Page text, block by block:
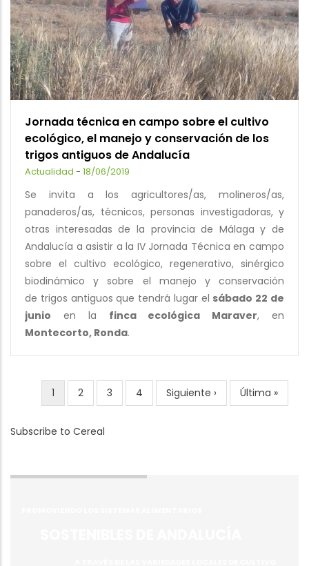
Jornada técnica en campo sobre el cultivo
ecológico, el manejo y conservación de los
trigos antiguos de Andalucía
Actualidad - 18/06/2019
Se invita a los agricultores/as, molineros/as,
panaderos/as, técnicos, personas investigadoras, y
otras interesadas de la provincia de Málaga y de
Andalucía a asistir a la IV Jornada Técnica en campo
sobre el cultivo ecológico, regenerativo, sinérgico
biodinámico y sobre el manejo y conservación
de trigos antiguos que tendrá lugar el sábado 22 de
junio en la finca ecológica Maraver, en
Montecorto, Ronda.
PaginationCurrent
page
1 Page
2 Page
3 Page
4
Next
page
Siguiente ›
Last
page
Última »
Subscribe to Cereal